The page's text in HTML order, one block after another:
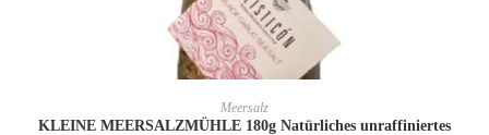
WEITERLESEN
Meersalz
KLEINE MEERSALZMÜHLE 180g Natürliches unraffiniertes